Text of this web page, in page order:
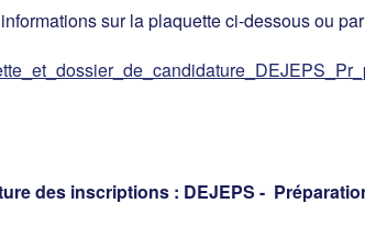
sur la plaquette ci-dessous ou
des inscriptions : DEJEPS -